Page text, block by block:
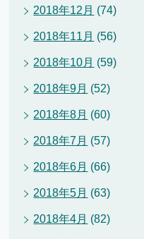
2018年12月 (74)
2018年11月 (56)
2018年10月 (59)
2018年9月 (52)
2018年8月 (60)
2018年7月 (57)
2018年6月 (66)
2018年5月 (63)
2018年4月 (82)